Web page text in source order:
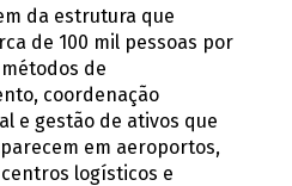
da estrutura que
de 100 mil pessoas por
de
coordenação
e gestão de ativos que
em aeroportos,
logísticos e